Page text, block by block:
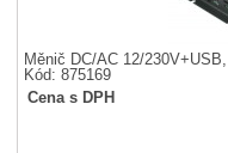
Měnič DC/AC 12/
Kód: 875169
Cena s DPH